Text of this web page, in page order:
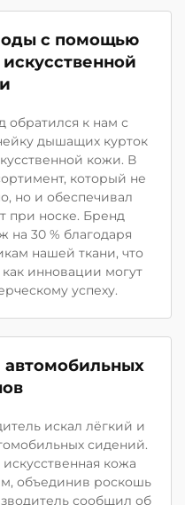
с помощью
к нам с
дышащих курток
кожи. В
который не
но и обеспечивал
при носке. Бренд
на 30 % благодаря
нашей ткани, что
инновации могут
успеху.
искал лёгкий и
сидений.
кожа
объединив роскошь
сообщил об